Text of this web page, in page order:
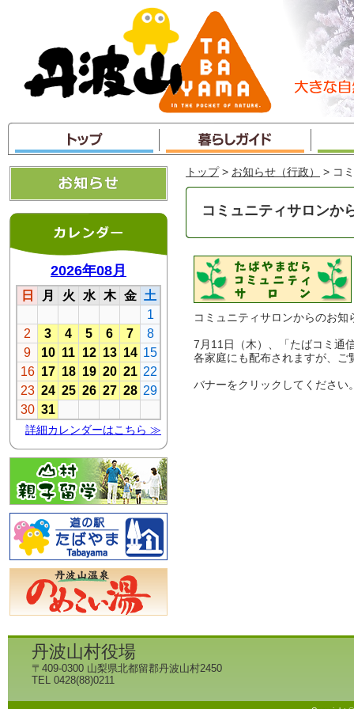
ャ
ン
プ
トップ > お知らせ（行政） > コ
コミュニティサロンか
コミュニティサロンからのお知
7月11日（木）、「たばコミ通
各家庭にも配布されますが、ご
バナーをクリックしてください
丹波山村役場
〒409-0300 山梨県北都留郡丹波山村2450
TEL 0428(88)0211